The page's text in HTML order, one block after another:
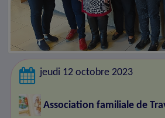
jeudi 12 octobre 2023
Association familiale de